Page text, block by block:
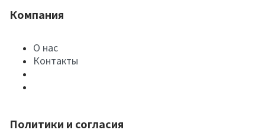
Компания
О нас
Контакты
Политики и согласия